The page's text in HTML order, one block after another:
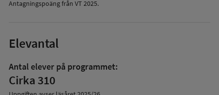
Antagningspoäng från VT 2025.
Elevantal
Antal elever på programmet:
Cirka 310